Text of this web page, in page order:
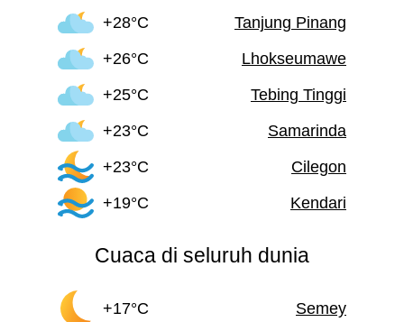
+28°C
Tanjung Pinang
+26°C
Lhokseumawe
+25°C
Tebing Tinggi
+23°C
Samarinda
+23°C
Cilegon
+19°C
Kendari
Cuaca di seluruh dunia
+17°C Semey